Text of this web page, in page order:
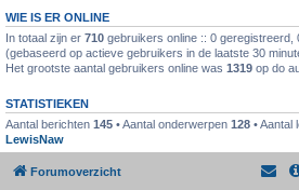
WIE IS ER ONLINE
In totaal zijn er 710 gebruikers online :: 0 geregistreerd,
(gebaseerd op actieve gebruikers in de laatste 30
Het grootste aantal gebruikers online was 1319 op do
STATISTIEKEN
Aantal berichten 145 • Aantal onderwerpen 128 • Aantal
LewisNaw
Forumoverzicht